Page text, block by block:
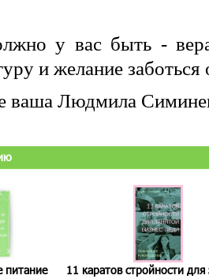
у вас быть -
и желание заботься
ваша Людмила
питание
11 каратов стройности для